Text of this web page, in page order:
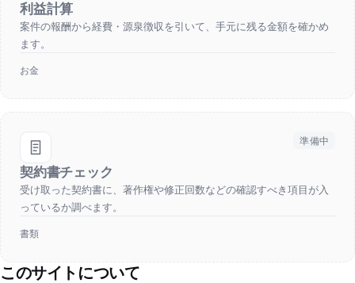
利益計算
案件の報酬から経費・源泉徴収を引いて、手元に残る金額を確かめ
ます。
お金
準備中
契約書チェック
受け取った契約書に、著作権や修正回数などの確認すべき項目が入
っているか調べます。
書類
このサイトについて